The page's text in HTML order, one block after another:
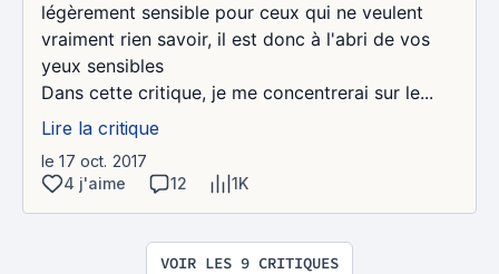
légèrement sensible pour ceux qui ne veulent
vraiment rien savoir, il est donc à l'abri de vos
yeux sensibles
Dans cette critique, je me concentrerai sur le...
Lire la critique
le 17 oct. 2017
4 j'aime
12 1K
VOIR LES 9 CRITIQUES